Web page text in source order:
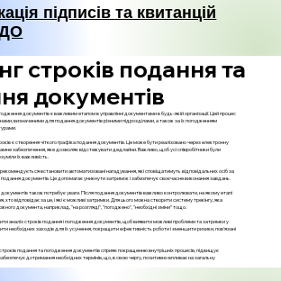
підписів та квитанцій
строків подання та
документів
документів є важливим етапом в управлінні документами в будь-якій організації. Цей процес
визначеними для подання документів різними підрозділами, а також за їх погодженням
є створення чіткого графіка подання документів. Це може бути реалізовано через електронну
забезпечення, яке дозволяє відстежувати дедлайни. Важливо, щоб усі співробітники були
їх важливість.
встановити автоматизовані нагадування, які сповіщатимуть відповідальних осіб за
подання документів. Це допомагає уникнути затримок і забезпечує своєчасне виконання завдань.
документів також потребує уваги. Після подання документів важливо контролювати, на якому етапі
хто відповідає за це, і які є можливі затримки. Для цього можна створити систему трекінгу, яка
документа, наприклад, "на розгляді", "погоджено", "необхідні зміни" тощо.
аналіз строків подання і погодження документів, щоб виявити можливі проблеми та затримки у
необхідних заходів для їх усунення, покращити ефективність роботи і зменшити ризики, пов'язані
подання та погодження документів сприяє покращенню внутрішніх процесів, підвищує
забезпечує дотримання необхідних термінів, що, в свою чергу, позитивно впливає на загальну